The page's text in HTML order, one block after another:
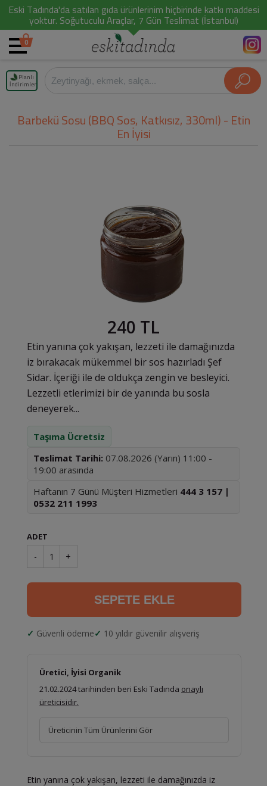
Eski Tadında'da satılan gıda ürünlerinim hiçbirinde katkı maddesi
yoktur. Soğutuculu Araçlar, 7 Gün Teslimat (İstanbul)
0
Planlı
İndirimler
Barbekü Sosu (BBQ Sos, Katkısız, 330ml) - Etin
En İyisi
240 TL
Etin yanına çok yakışan, lezzeti ile damağınızda
iz bırakacak mükemmel bir sos hazırladı Şef
Sidar. İçeriği ile de oldukça zengin ve besleyici.
Lezzetli etlerimizi bir de yanında bu sosla
deneyerek...
Taşıma Ücretsiz
Teslimat Tarihi: 07.08.2026 (Yarın) 11:00 -
19:00 arasında
Haftanın 7 Günü Müşteri Hizmetleri 444 3 157 |
0532 211 1993
ADET
- 1 +
SEPETE EKLE
Güvenli ödeme 10 yıldır güvenilir alışveriş
Üretici, İyisi Organik
21.02.2024 tarihinden beri Eski Tadında onaylı
üreticisidir.
Üreticinin Tüm Ürünlerini Gör
Etin yanına çok yakışan, lezzeti ile damağınızda iz